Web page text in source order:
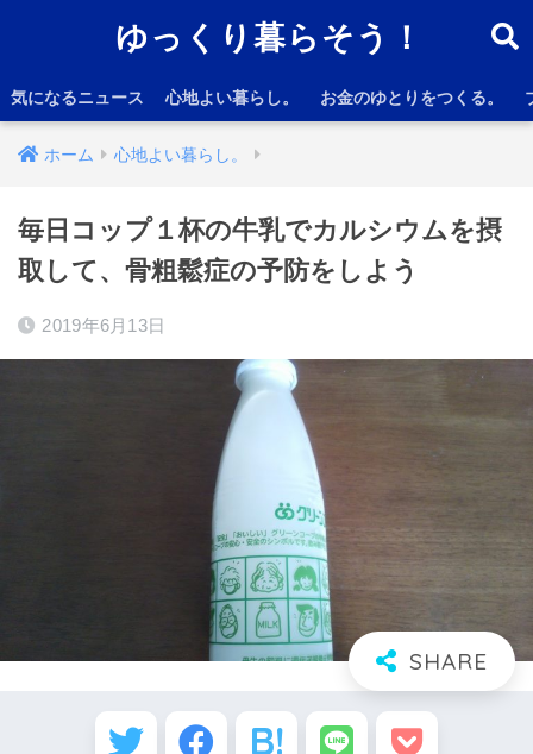
ゆっくり暮らそう！
気になるニュース 心地よい暮らし。 お金のゆとりをつくる。
ホーム 心地よい暮らし。
毎日コップ１杯の牛乳でカルシウムを摂
取して、骨粗鬆症の予防をしよう
2019年6月13日